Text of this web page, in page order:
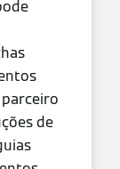
de